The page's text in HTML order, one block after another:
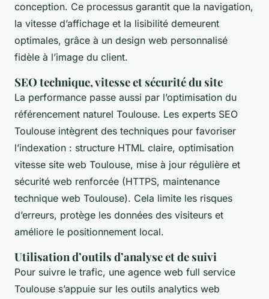
conception. Ce processus garantit que la navigation,
la vitesse d’affichage et la lisibilité demeurent
optimales, grâce à un design web personnalisé
fidèle à l’image du client.
SEO technique, vitesse et sécurité du site
La performance passe aussi par l’optimisation du
référencement naturel Toulouse. Les experts SEO
Toulouse intègrent des techniques pour favoriser
l’indexation : structure HTML claire, optimisation
vitesse site web Toulouse, mise à jour régulière et
sécurité web renforcée (HTTPS, maintenance
technique web Toulouse). Cela limite les risques
d’erreurs, protège les données des visiteurs et
améliore le positionnement local.
Utilisation d’outils d’analyse et de suivi
Pour suivre le trafic, une agence web full service
Toulouse s’appuie sur les outils analytics web